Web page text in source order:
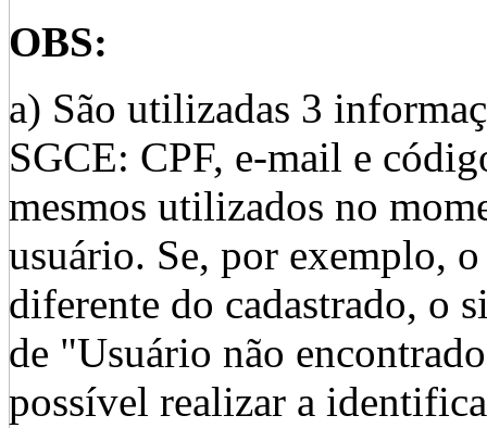
OBS:
a) São utilizadas 3
SGCE: CPF, e-mail e
mesmos utilizados no
usuário. Se, por exemplo,
diferente do cadastrado, o
de "Usuário não
possível realizar a